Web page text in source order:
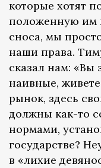
которые хотят
положенную им
сноса, мы
наши права.
сказал нам: «Вы
наивные,
рынок, здесь
должны как-то
нормами,
государстве?
в «лихие